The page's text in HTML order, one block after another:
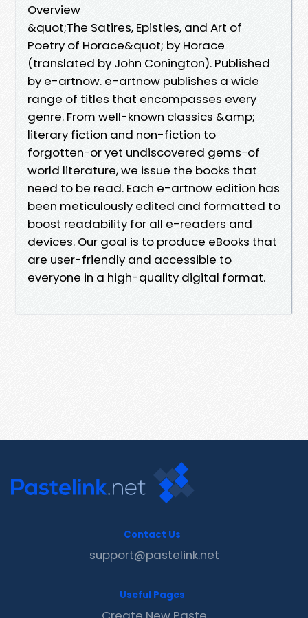
Overview
&quot;The Satires, Epistles, and Art of
Poetry of Horace&quot; by Horace
(translated by John Conington). Published
by e-artnow. e-artnow publishes a wide
range of titles that encompasses every
genre. From well-known classics &amp;
literary fiction and non-fiction to
forgotten−or yet undiscovered gems−of
world literature, we issue the books that
need to be read. Each e-artnow edition has
been meticulously edited and formatted to
boost readability for all e-readers and
devices. Our goal is to produce eBooks that
are user-friendly and accessible to
everyone in a high-quality digital format.
Contact Us
support@pastelink.net
Useful Pages